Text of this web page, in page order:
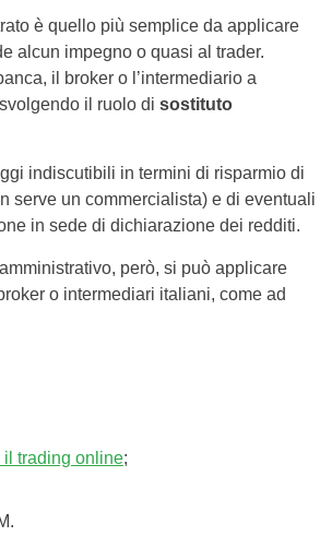
è quello più semplice da applicare
alcun impegno o quasi al trader.
il broker o l’intermediario a
il ruolo di sostituto
indiscutibili in termini di risparmio di
serve un commercialista) e di eventuali
in sede di dichiarazione dei redditi.
però, si può applicare
o intermediari italiani, come ad
il trading online;